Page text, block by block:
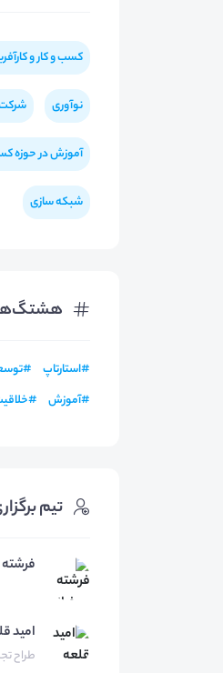
کسب و کار و
نوآوری شرکت
آموزش در حوزه
شبکه سازی
#استارتاپ #
#آموزش #
تیم
امید
طراح